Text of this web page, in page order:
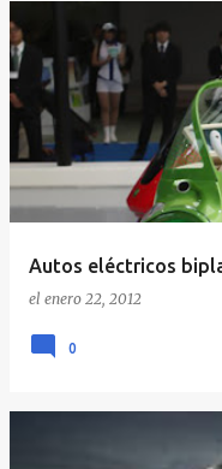
Autos eléctricos
el enero 22, 2012
0